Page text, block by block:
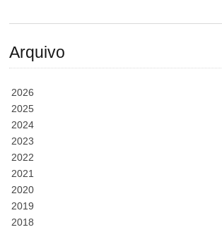
Arquivo
2026
2025
2024
2023
2022
2021
2020
2019
2018